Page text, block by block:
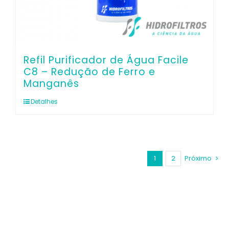
Refil Purificador de Água Facile
C8 – Redução de Ferro e
Manganês
Detalhes
1 2 Próximo